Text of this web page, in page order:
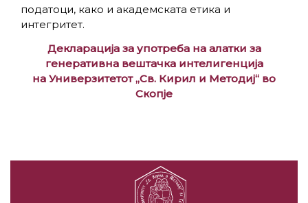
податоци, како и академската етика и
интегритет.
Декларација за употреба на алатки за
генеративна вештачка интелигенција
на Универзитетот „Св. Кирил и Методиј“ во
Скопје